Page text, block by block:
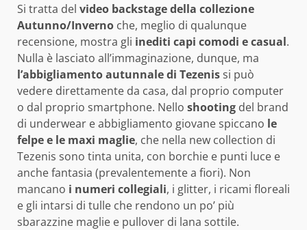
Si tratta del video backstage della collezione
Autunno/Inverno che, meglio di qualunque
recensione, mostra gli inediti capi comodi e casual.
Nulla è lasciato all’immaginazione, dunque, ma
l’abbigliamento autunnale di Tezenissi può
vedere direttamente da casa, dal proprio computer
o dal proprio smartphone. Nello shooting del brand
di underwear e abbigliamento giovane spiccano le
felpe e le maxi maglie, che nella new collection di
Tezenis sono tinta unita, con borchie e punti luce e
anche fantasia (prevalentemente a fiori). Non
mancano i numeri collegiali, i glitter, i ricami floreali
e gli intarsi di tulle che rendono un po’ più
sbarazzine maglie e pullover di lana sottile.